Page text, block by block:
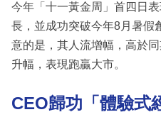
今年「十一黃金周」首四日
長，並成功突破今年8月暑假
意的是，其人流增幅，高於
升幅，表現跑贏大市。
CEO歸功「體驗式